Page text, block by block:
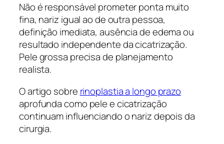
Não é responsável prometer ponta muito
fina, nariz igual ao de outra pessoa,
definição imediata, ausência de edema ou
resultado independente da cicatrização.
Pele grossa precisa de planejamento
realista.
O artigo sobre rinoplastia a longo prazo
aprofunda como pele e cicatrização
continuam influenciando o nariz depois da
cirurgia.